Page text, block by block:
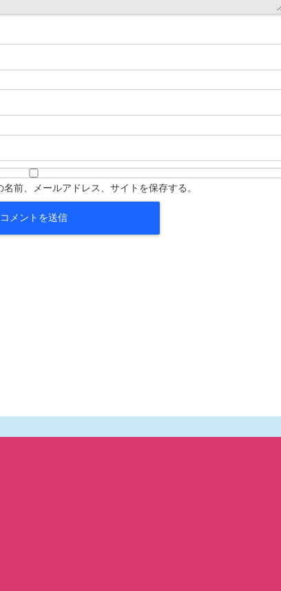
前、メールアドレス、サイトを保存する。